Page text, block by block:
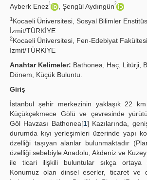
Kılavuzlar
İletişim
Ayberk Enez1 , Şengül Aydıngün2
1 Kocaeli Üniversitesi, Sosyal Bilimler
İzmit/TÜRKİYE
2Kocaeli Üniversitesi, Fen-Edebiyat
İzmit/TÜRKİYE
Anahtar Kelimeler: Bathonea, Haç, Litürji,
Dönem, Küçük Buluntu.
Giriş
İstanbul şehir merkezinin yaklaşık 22 km
Küçükçekmece Gölü ve çevresinde
Göl Havzası Bathonea[1] Kazılarında,
durumda kıyı yerleşimleri üzerinde yapı
özelliği taşıyan alanlar bulunmaktadır
özelliği sebebiyle Anadolu, Akdeniz ve
ile ticari ilişkili buluntular sıkça ortaya
Konumuz olan dinsel eserler, ticaret ve